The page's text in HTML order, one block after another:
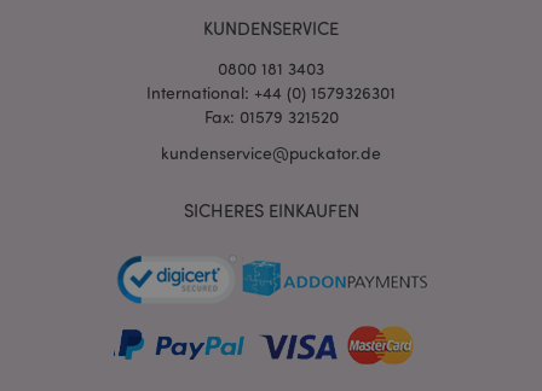
KUNDENSERVICE
0800 181 3403
International: +44 (0) 1579326301
Fax: 01579 321520
kundenservice@puckator.de
SICHERES EINKAUFEN